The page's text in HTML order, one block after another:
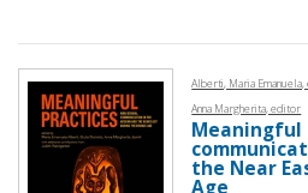
Alberti, Maria
Anna Margherita, editor
Meaningful
the Near
Age